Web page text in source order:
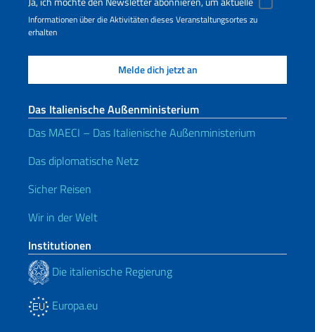
Informationen über die Aktivitäten dieses Veranstaltungsortes zu
erhalten
Das Italienische Außenministerium
Das MAECI – Das Italienische Außenministerium
Das diplomatische Netz
Sicher Reisen
Wir in der Welt
Institutionen
Die italienische Regierung
Europa.eu